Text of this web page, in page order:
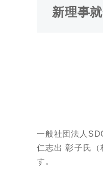
新理事
一般社団法人
仁志出 彰子氏
す。